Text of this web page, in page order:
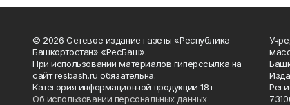
© 2026 Сетевое издание газеты «Республика
Башкортостан» «РесБаш».
При использовании материалов гиперссылка на
сайт resbash.ru обязательна.
Категория информационной продукции 18+
Об использовании персональных данных